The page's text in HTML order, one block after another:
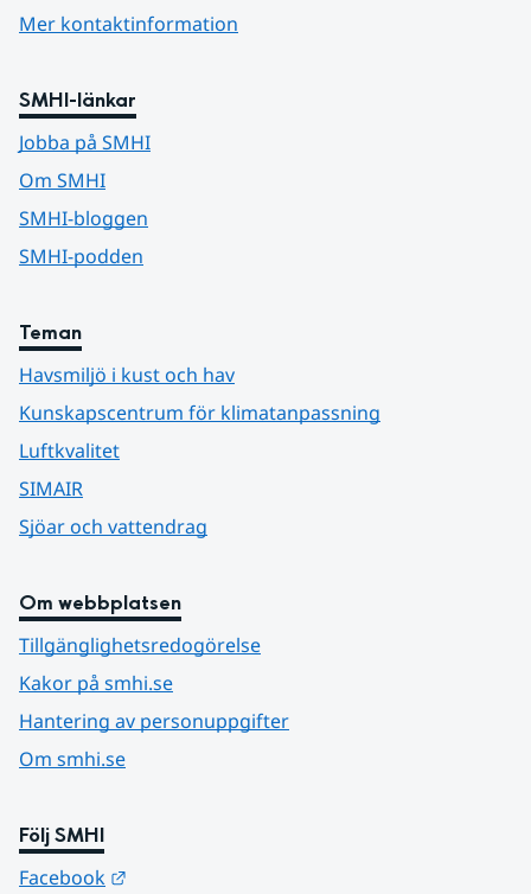
Mer kontaktinformation
SMHI-länkar
Jobba på SMHI
Om SMHI
SMHI-bloggen
SMHI-podden
Teman
Havsmiljö i kust och hav
Kunskapscentrum för klimatanpassning
Luftkvalitet
SIMAIR
Sjöar och vattendrag
Om webbplatsen
Tillgänglighetsredogörelse
Kakor på smhi.se
Hantering av personuppgifter
Om smhi.se
Följ SMHI
Facebook